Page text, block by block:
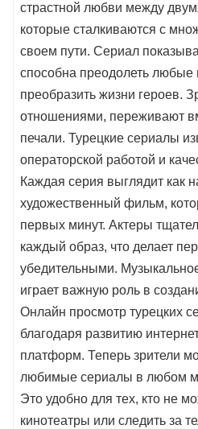
страстной любви между
которые сталкиваются с
своем пути. Сериал
способна преодолеть любые
преобразить жизни героев.
отношениями, переживают
печали. Турецкие сериалы
операторской работой и
Каждая серия выглядит как
художественный фильм,
первых минут. Актеры
каждый образ, что делает
убедительными.
играет важную роль в
Онлайн просмотр турецких
благодаря развитию
платформ. Теперь зрители
любимые сериалы в любом
Это удобно для тех, кто не
кинотеатры или следить за